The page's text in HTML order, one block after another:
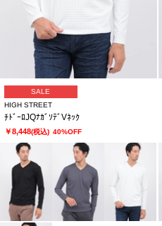
SALE
HIGH STREET
ﾁﾄﾞｰﾛJQﾅｶﾞｿﾃﾞVﾈｯｸ
￥8,448(税込) 40%OFF